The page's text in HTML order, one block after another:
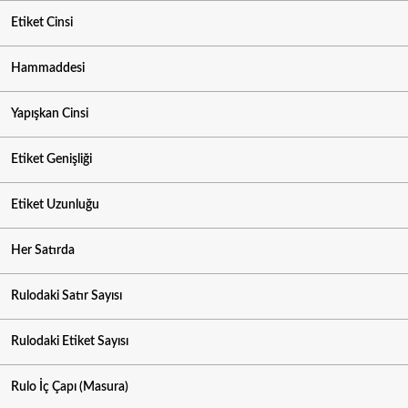
Etiket Cinsi
Hammaddesi
Yapışkan Cinsi
Etiket Genişliği
Etiket Uzunluğu
Her Satırda
Rulodaki Satır Sayısı
Rulodaki Etiket Sayısı
Rulo İç Çapı (Masura)